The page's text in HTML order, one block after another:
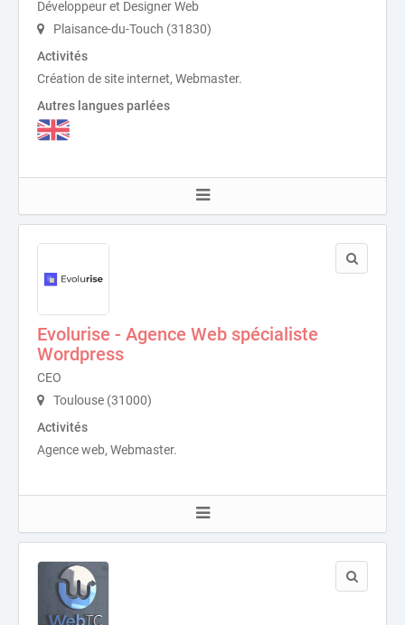
Développeur et Designer Web
Plaisance-du-Touch (31830)
Activités
Création de site internet, Webmaster.
Autres langues parlées
Evolurise - Agence Web spécialiste
Wordpress
CEO
Toulouse (31000)
Activités
Agence web, Webmaster.